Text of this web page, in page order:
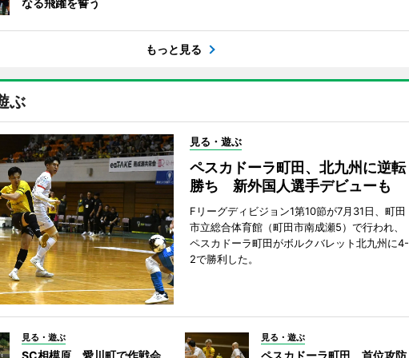
なる飛躍を誓う
もっと見る
ぶ
見る・遊ぶ
ペスカドーラ町田、北九州に逆転
勝ち 新外国人選手デビューも
Fリーグディビジョン1第10節が7月31日、町田
市立総合体育館（町田市南成瀬5）で行われ、
ペスカドーラ町田がボルクバレット北九州に4-
2で勝利した。
見る・遊ぶ
SC相模原、愛川町で作戦会
見る・遊ぶ
ペスカドーラ町田、首位攻防